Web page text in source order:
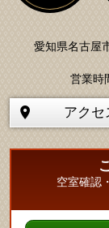
愛知県名古屋
営業時
アクセ
空室確認